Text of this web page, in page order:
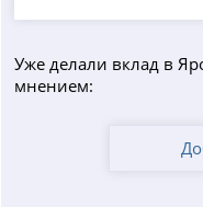
Уже делали вклад в
мнением: